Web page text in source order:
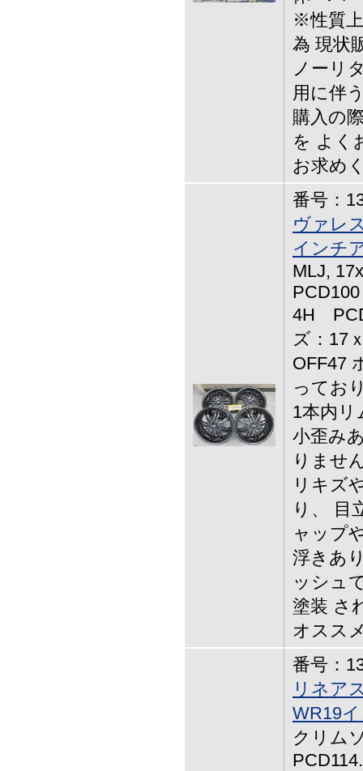
※性質
為 現状
ノーリ
用に伴
購入の
を よく
お求め
番号：
ヴァレ
インチ
MLJ,
4H
ズ：17
OFF47
ってお
1本内リ
小歪み
りませ
リキズ
り、 目
ャップ
浮きあ
ッシュ
塗装 さ
オスス
番号：
リネア
WR19
クリム